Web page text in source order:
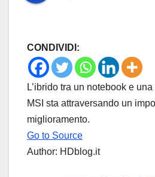
CONDIVIDI:
L’ibrido tra un notebook e
MSI sta attraversando un
miglioramento.
Go to Source
Author: HDblog.it